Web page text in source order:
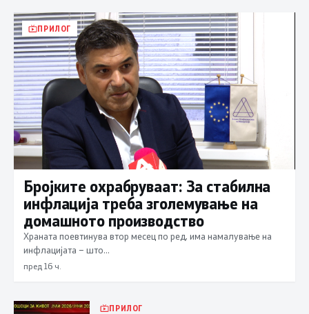
ПРИЛОГ
Бројките охрабруваат: За стабилна
инфлација треба зголемување на
домашното производство
Храната поевтинува втор месец по ред, има намалување на
инфлацијата – што…
пред 16 ч.
ПРИЛОГ